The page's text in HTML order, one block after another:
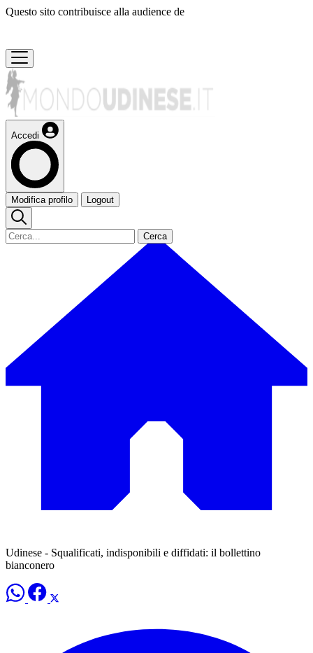
Questo sito contribuisce alla audience de
Accedi
Modifica profilo Logout
Cerca
Udinese - Squalificati, indisponibili e diffidati: il bollettino
bianconero